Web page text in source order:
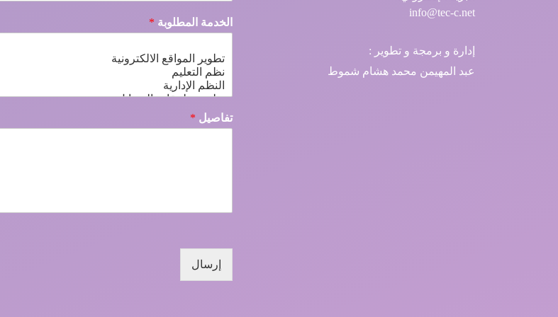
info@tec-c.net
إدارة و برمجة و تطوير :
عبد المهيمن محمد هشام شموط
الخدمة المطلوبة *
تفاصيل *
إرسال